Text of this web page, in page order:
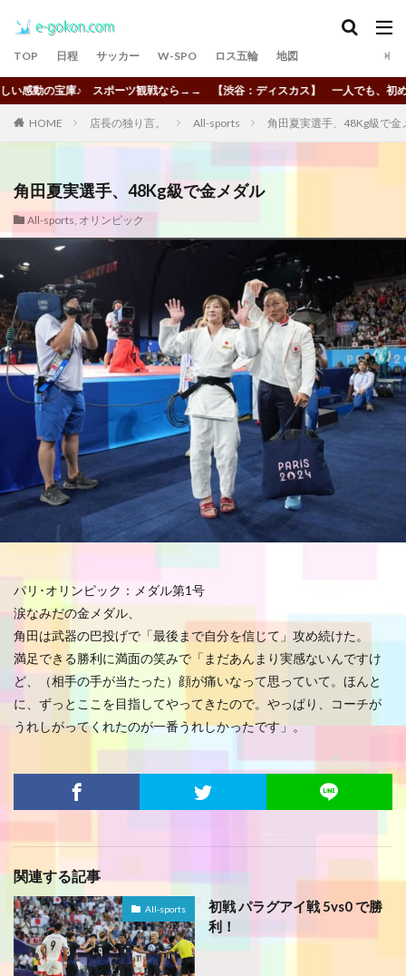
TOP 日程 サッカー W-SPO ロス五輪 地図
の宝庫♪ スポーツ観戦なら→→ 【渋谷：ディスカス】 一人でも、初めてでも
HOME 店長の独り言。 All-sports 角田夏実選手、48Kg級で金
角田夏実選手、48Kg級で金メダル
All-sports, オリンピック
パリ･オリンピック：メダル第1号
涙なみだの金メダル、
角田は武器の巴投げで「最後まで自分を信じて」攻め続けた。
満足できる勝利に満面の笑みで「まだあんまり実感ないんですけ
ど、（相手の手が当たった）顔が痛いなって思っていて。ほんと
に、ずっとここを目指してやってきたので。やっぱり、コーチが
うれしがってくれたのが一番うれしかったです」。
関連する記事
All-sports
初戦 パラグアイ戦 5vs0 で勝
利！